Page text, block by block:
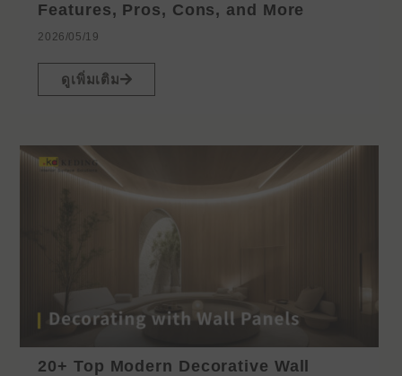
Features, Pros, Cons, and More
2026/05/19
ดูเพิ่มเติม
20+ Top Modern Decorative Wall